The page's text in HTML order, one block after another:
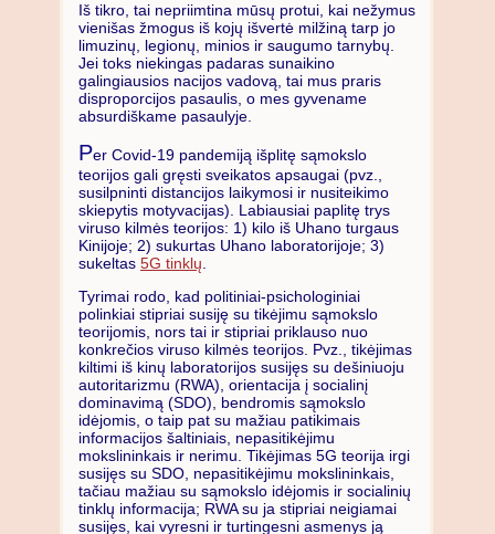
Iš tikro, tai nepriimtina mūsų protui, kai nežymus
vienišas žmogus iš kojų išvertė milžiną tarp jo
limuzinų, legionų, minios ir saugumo tarnybų.
Jei toks niekingas padaras sunaikino
galingiausios nacijos vadovą, tai mus praris
disproporcijos pasaulis, o mes gyvename
absurdiškame pasaulyje.
Per Covid-19 pandemiją išplitę sąmokslo
teorijos gali gręsti sveikatos apsaugai (pvz.,
susilpninti distancijos laikymosi ir nusiteikimo
skiepytis motyvacijas). Labiausiai paplitę trys
viruso kilmės teorijos: 1) kilo iš Uhano turgaus
Kinijoje; 2) sukurtas Uhano laboratorijoje; 3)
sukeltas 5G tinklų
Tyrimai rodo, kad politiniai-psichologiniai
polinkiai stipriai susiję su tikėjimu sąmokslo
teorijomis, nors tai ir stipriai priklauso nuo
konkrečios viruso kilmės teorijos. Pvz., tikėjimas
kiltimi iš kinų laboratorijos susijęs su dešiniuoju
autoritarizmu (RWA), orientacija į socialinį
dominavimą (SDO), bendromis sąmokslo
idėjomis, o taip pat su mažiau patikimais
informacijos šaltiniais, nepasitikėjimu
mokslininkais ir nerimu. Tikėjimas 5G teorija irgi
susijęs su SDO, nepasitikėjimu mokslininkais,
tačiau mažiau su sąmokslo idėjomis ir socialinių
tinklų informacija; RWA su ja stipriai neigiamai
susijęs, kai vyresni ir turtingesni asmenys ją